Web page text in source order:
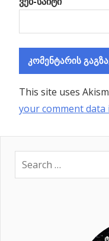
This site uses
your comment data